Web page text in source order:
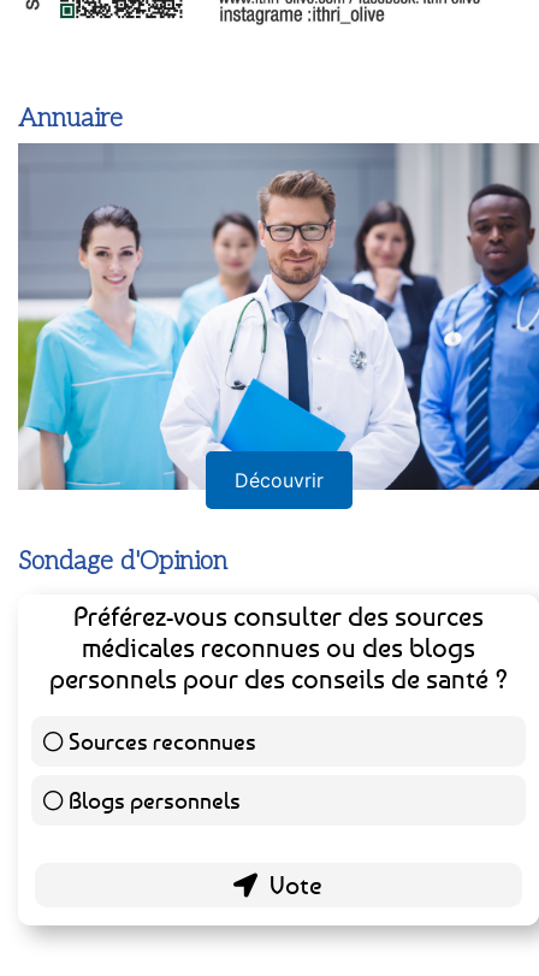
Annuaire
Découvrir
Sondage d'Opinion
Préférez-vous consulter des sources
médicales reconnues ou des blogs
personnels pour des conseils de santé ?
Sources reconnues
Blogs personnels